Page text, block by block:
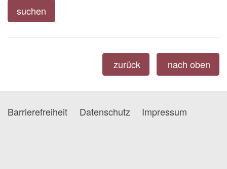
zurück nach oben
Barrierefreiheit Datenschutz Impressum